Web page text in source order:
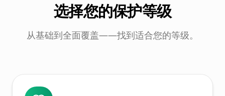
选择您的保护等级
从基础到全面覆盖——找到适合您的等级。